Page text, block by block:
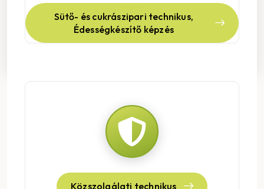
Sütő- és cukrászipari technikus,
Édességkészítő képzés
Közszolgálati technikus